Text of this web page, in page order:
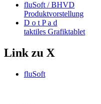
fluSoft / BHVD
Produktvorstellung
D o t P a d
taktiles Grafiktablet
Link zu X
fluSoft